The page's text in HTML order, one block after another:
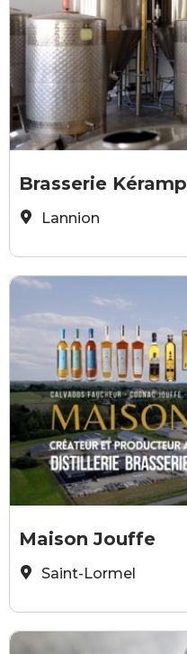
Brasserie
Lannion
Jouffe
Maison Jouffe
Saint-Lormel